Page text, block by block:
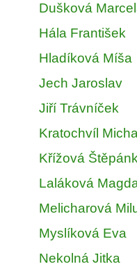
Dušková
Hála František
Hladíková Míša
Jech Jaroslav
Jiří Trávníček
Kratochvíl Michal
Křížová
Laláková
Melicharová
Myslíková Eva
Nekolná Jitka